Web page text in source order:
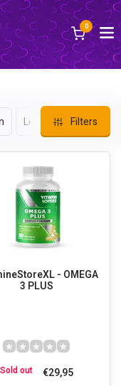
0
Levertraan Tabletten
Filters
- OMEGA
3 PLUS
€29,95
Sold out